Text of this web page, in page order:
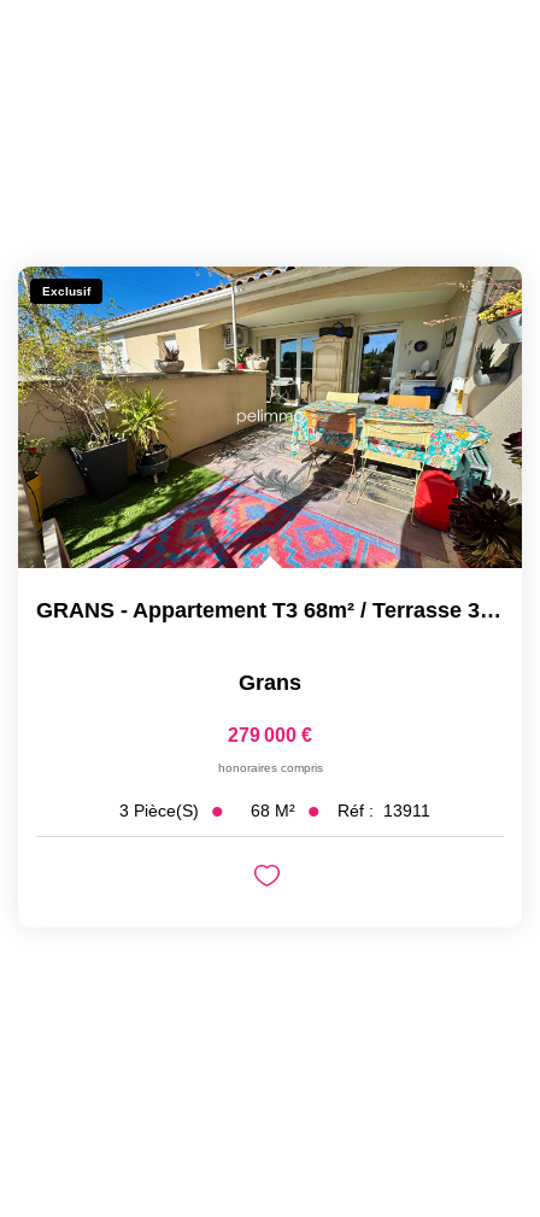
Exclusif
GRANS - Appartement T3 68m² / Terrasse 30m²/garage/parking
Grans
279 000 €
honoraires compris
3 Pièce(s) 68 M² Réf : 13911